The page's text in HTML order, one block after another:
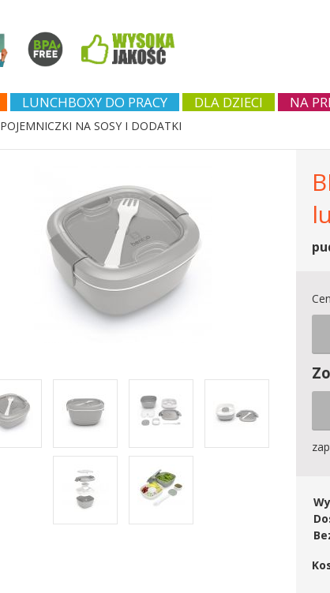
LUNCHBOXY DO PRACY DLA DZIECI NA
POJEMNICZKI NA SOSY I DODATKI